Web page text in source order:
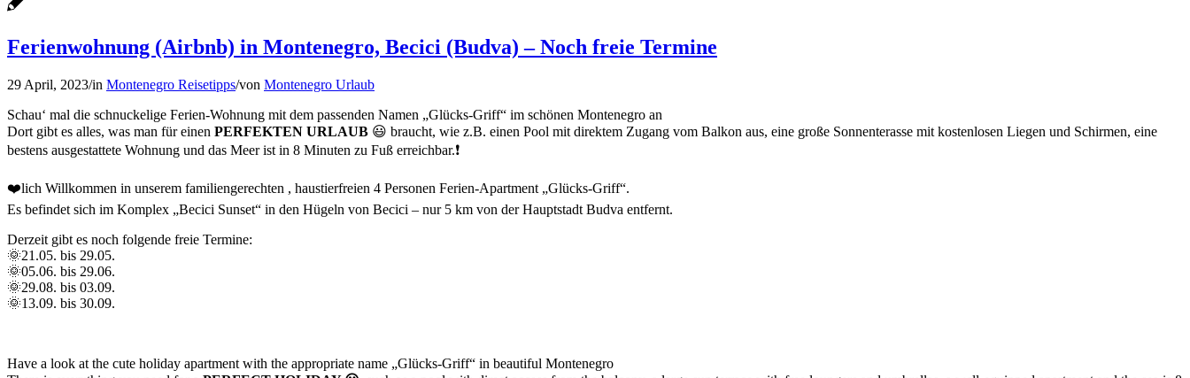
Ferienwohnung (Airbnb) in Montenegro, Becici (Budva) – Noch freie Termine
29 April, 2023/in Montenegro Reisetipps/von Montenegro Urlaub
Schau‘ mal die schnuckelige Ferien-Wohnung mit dem passenden Namen „Glücks-Griff“ im schönen Montenegro an
Dort gibt es alles, was man für einen PERFEKTEN URLAUB 😃 braucht, wie z.B. einen Pool mit direktem Zugang vom Balkon aus, eine große Sonnenterasse mit kostenlosen Liegen und Schirmen, eine
bestens ausgestattete Wohnung und das Meer ist in 8 Minuten zu Fuß erreichbar.❗
❤️lich Willkommen in unserem familiengerechten , haustierfreien 4 Personen Ferien-Apartment „Glücks-Griff“.
Es befindet sich im Komplex „Becici Sunset“ in den Hügeln von Becici – nur 5 km von der Hauptstadt Budva entfernt.
Derzeit gibt es noch folgende freie Termine:
🌞21.05. bis 29.05.
🌞05.06. bis 29.06.
🌞29.08. bis 03.09.
🌞13.09. bis 30.09.
Have a look at the cute holiday apartment with the appropriate name „Glücks-Griff“ in beautiful Montenegro